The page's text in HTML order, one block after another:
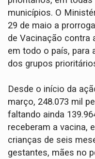
municípios. O
29 de maio a
de Vacinação contra
em todo o país, para
dos grupos
Desde o início da
março, 248.073 mil
faltando ainda
receberam a vacina,
crianças de seis
gestantes, mães no